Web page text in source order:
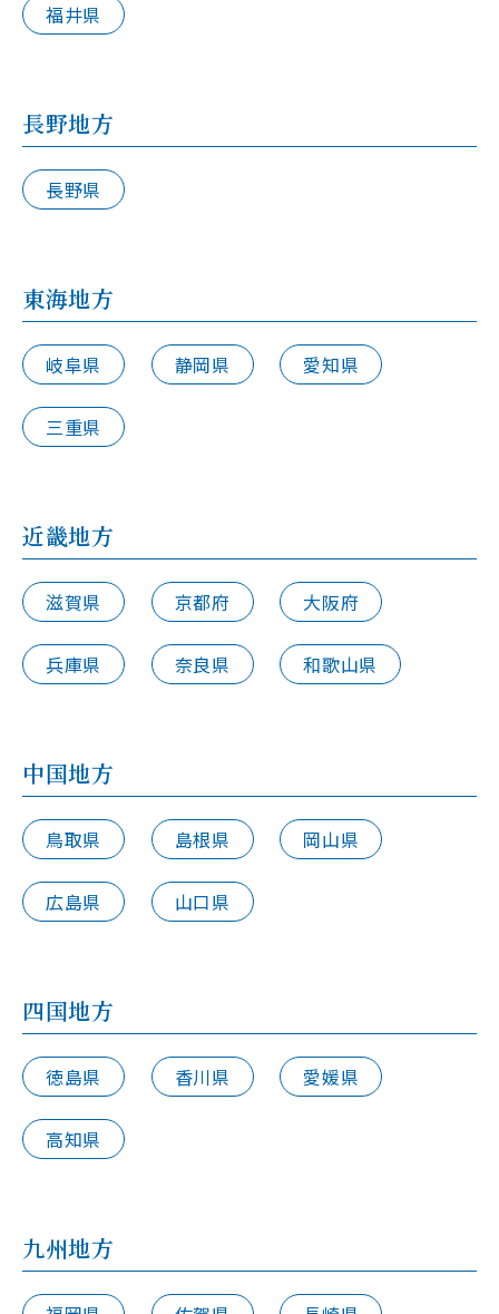
福井県
長野地方
長野県
東海地方
岐阜県 静岡県 愛知県
三重県
近畿地方
滋賀県 京都府 大阪府
兵庫県 奈良県 和歌山県
中国地方
鳥取県 島根県 岡山県
広島県 山口県
四国地方
徳島県 香川県 愛媛県
高知県
九州地方